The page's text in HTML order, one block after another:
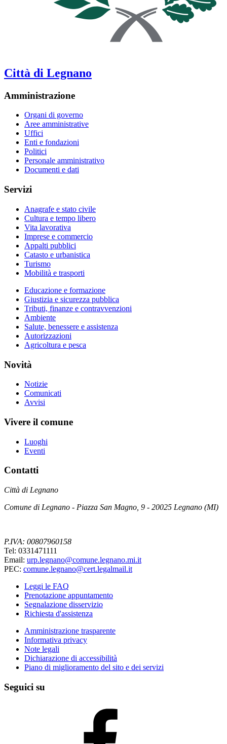
Città di Legnano
Amministrazione
Organi di governo
Aree amministrative
Uffici
Enti e fondazioni
Politici
Personale amministrativo
Documenti e dati
Servizi
Anagrafe e stato civile
Cultura e tempo libero
Vita lavorativa
Imprese e commercio
Appalti pubblici
Catasto e urbanistica
Turismo
Mobilità e trasporti
Educazione e formazione
Giustizia e sicurezza pubblica
Tributi, finanze e contravvenzioni
Ambiente
Salute, benessere e assistenza
Autorizzazioni
Agricoltura e pesca
Novità
Notizie
Comunicati
Avvisi
Vivere il comune
Luoghi
Eventi
Contatti
Città di Legnano
Comune di Legnano - Piazza San Magno, 9 - 20025 Legnano (MI)
P.IVA: 00807960158
Tel: 0331471111
Email: urp.legnano@comune.legnano.mi.it
PEC: comune.legnano@cert.legalmail.it
Leggi le FAQ
Prenotazione appuntamento
Segnalazione disservizio
Richiesta d'assistenza
Amministrazione trasparente
Informativa privacy
Note legali
Dichiarazione di accessibilità
Piano di miglioramento del sito e dei servizi
Seguici su